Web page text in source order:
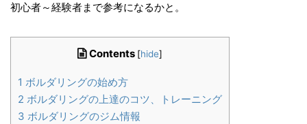
初心者～経験者まで参考になるかと。
Contents [hide]
1 ボルダリングの始め方
2 ボルダリングの上達のコツ、トレーニング
3 ボルダリングのジム情報